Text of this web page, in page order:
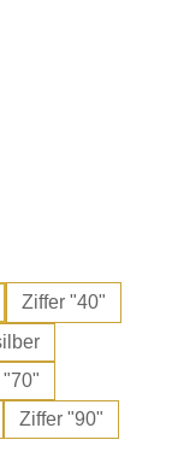
Ziffer "40"
"70"
Ziffer "90"